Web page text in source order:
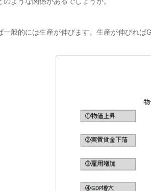
般的には生産が伸びます。生産が伸びれば